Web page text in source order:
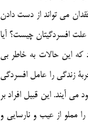
مي تواند از دست دادن
افسردگيتان چيست؟ آيا
كه اين حالات به خاطر بي
زندگي را عامل افسردگي
آيند. اين قبيل افراد بر
مملو از عيب و نارسايي و